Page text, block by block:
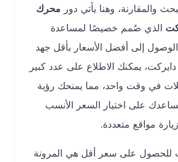
وهنا يأتي دور محرك
صُمم خصيصًا لمساعدة
إلى أفضل الأسعار بأقل جهد
يمكنك الاطلاع على عدد كبير
وقت واحد، مما يمنحك رؤية
على اختيار السعر الأنسب
متعددة.
على سعر أقل هي المرونة